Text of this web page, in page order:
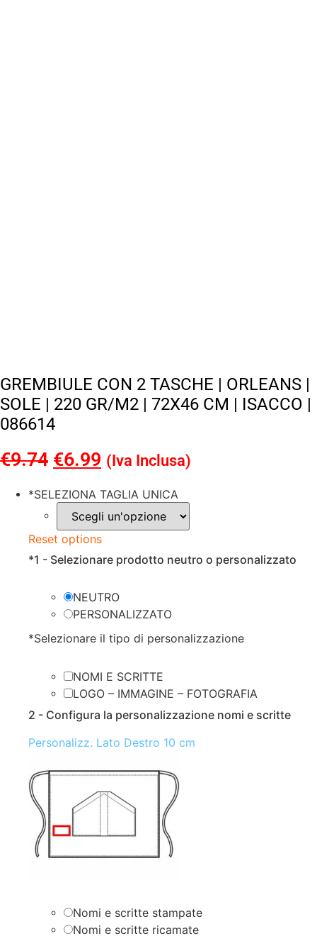
GREMBIULE CON 2 TASCHE | ORLEANS |
SOLE | 220 GR/M2 | 72X46 CM | ISACCO |
086614
€9.74 Il
originale
era:
€9.74.
€6.99 Il
attuale
è:
€6.99.
(Iva Inclusa)
*SELEZIONA TAGLIA UNICA
Reset options
*1 - Selezionare prodotto neutro o personalizzato
NEUTRO
PERSONALIZZATO
*Selezionare il tipo di personalizzazione
NOMI E SCRITTE
LOGO – IMMAGINE – FOTOGRAFIA
2 - Configura la personalizzazione nomi e scritte
Personalizz. Lato Destro 10 cm
Nomi e scritte stampate
Nomi e scritte ricamate